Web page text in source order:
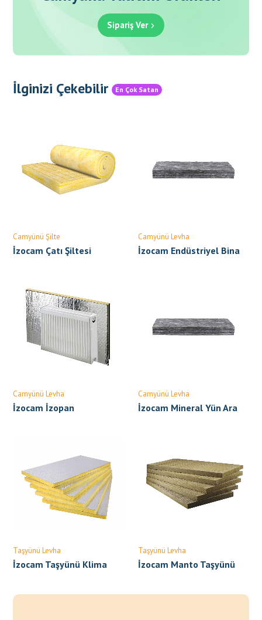
Sipariş Ver
İlginizi Çekebilir En Çok Satan
Camyünü Şilte
İzocam Çatı Şiltesi
Camyünü Levha
İzocam Endüstriyel Bina
Camyünü Levha
İzocam İzopan
Camyünü Levha
İzocam Mineral Yün Ara
Taşyünü Levha
İzocam Taşyünü Klima
Taşyünü Levha
İzocam Manto Taşyünü